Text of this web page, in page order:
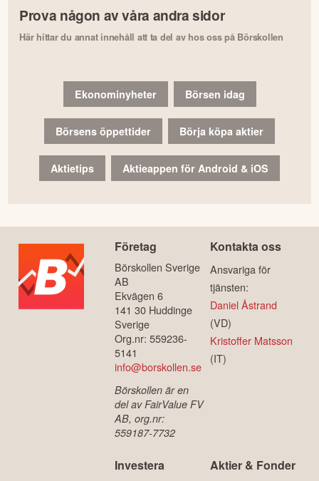
Prova någon av våra andra sidor
Här hittar du annat innehåll att ta del av hos oss på Börskollen
Ekonominyheter Börsen idag
Börsens öppettider Börja köpa aktier
Aktietips Aktieappen för Android & iOS
Företag
Börskollen Sverige
AB
Ekvägen 6
141 30 Huddinge
Sverige
Org.nr: 559236-
5141
info@borskollen.se
Börskollen är en
del av FairValue FV
AB, org.nr:
559187-7732
Kontakta oss
Ansvariga för
tjänsten:
Daniel Åstrand
(VD)
Kristoffer Matsson
(IT)
Investera Aktier & Fonder